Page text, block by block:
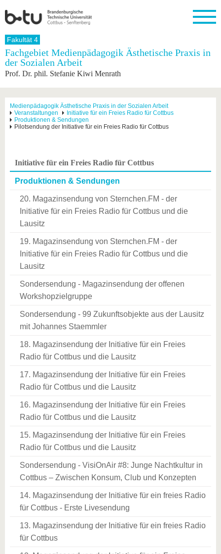
Startseite
Universität
Karriere
Engagement
Strukturwandel
Forschung
Forschung
Forschungsprofil
Förderung
Studium
Studium
Im
Studium
Studium
Profil
Aus dem
Ausland
an die
Ausland
Für
Studierende
Kontakt
Weiterbildung
Fachkräfte
Wirtschafts-
und
Innovative
Lernen
Sie uns
kennen
Werte
Region
Fakultät 4
Fachgebiet Medienpädagogik Ästhetische Praxis in
der Sozialen Arbeit
Prof. Dr. phil. Stefanie Kiwi Menrath
Medienpädagogik Ästhetische Praxis in der Sozialen Arbeit
Veranstaltungen
Initiative für ein Freies Radio für Cottbus
Produktionen & Sendungen
Pilotsendung der Initiative für ein Freies Radio für Cottbus
Initiative für ein Freies Radio für Cottbus
Produktionen & Sendungen
20. Magazinsendung von Sternchen.FM - der
Initiative für ein Freies Radio für Cottbus und die
Lausitz
19. Magazinsendung von Sternchen.FM - der
Initiative für ein Freies Radio für Cottbus und die
Lausitz
Sondersendung - Magazinsendung der offenen
Workshopzielgruppe
Sondersendung - 99 Zukunftsobjekte aus der Lausitz
mit Johannes Staemmler
18. Magazinsendung der Initiative für ein Freies
Radio für Cottbus und die Lausitz
17. Magazinsendung der Initiative für ein Freies
Radio für Cottbus und die Lausitz
16. Magazinsendung der Initiative für ein Freies
Radio für Cottbus und die Lausitz
15. Magazinsendung der Initiative für ein Freies
Radio für Cottbus und die Lausitz
Sondersendung - VisiOnAir #8: Junge Nachtkultur in
Cottbus – Zwischen Konsum, Club und Konzepten
14. Magazinsendung der Initiative für ein freies Radio
für Cottbus - Erste Livesendung
13. Magazinsendung der Initiative für ein freies Radio
für Cottbus